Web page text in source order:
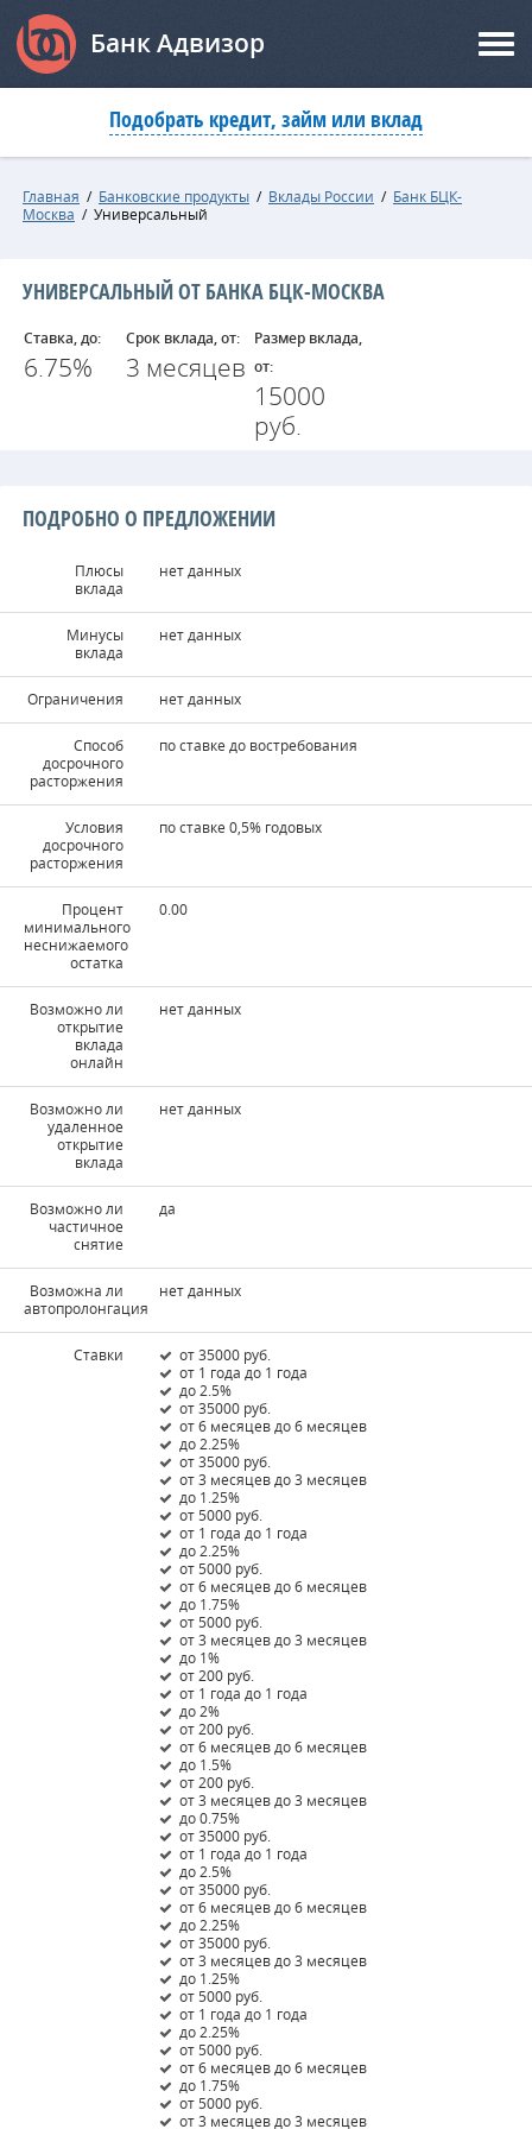
Банк Адвизор
Подобрать кредит, займ или вклад
Главная / Банковские продукты / Вклады России / Банк БЦК-
Москва / Универсальный
УНИВЕРСАЛЬНЫЙ ОТ БАНКА БЦК-МОСКВА
Ставка, до:
6.75%
Срок вклада, от:
3 месяцев
Размер вклада,
от:
15000
руб.
ПОДРОБНО О ПРЕДЛОЖЕНИИ
Плюсы
вклада
нет данных
Минусы
вклада
нет данных
Ограничения нет данных
Способ
досрочного
расторжения
по ставке до востребования
Условия
досрочного
расторжения
по ставке 0,5% годовых
Процент
минимального
неснижаемого
остатка
0.00
Возможно ли
открытие
вклада
онлайн
нет данных
Возможно ли
удаленное
открытие
вклада
нет данных
Возможно ли
частичное
снятие
да
Возможна ли
автопролонгация
нет данных
Ставки
от 35000 руб.
от 1 года до 1 года
до 2.5%
от 35000 руб.
от 6 месяцев до 6 месяцев
до 2.25%
от 35000 руб.
от 3 месяцев до 3 месяцев
до 1.25%
от 5000 руб.
от 1 года до 1 года
до 2.25%
от 5000 руб.
от 6 месяцев до 6 месяцев
до 1.75%
от 5000 руб.
от 3 месяцев до 3 месяцев
до 1%
от 200 руб.
от 1 года до 1 года
до 2%
от 200 руб.
от 6 месяцев до 6 месяцев
до 1.5%
от 200 руб.
от 3 месяцев до 3 месяцев
до 0.75%
от 35000 руб.
от 1 года до 1 года
до 2.5%
от 35000 руб.
от 6 месяцев до 6 месяцев
до 2.25%
от 35000 руб.
от 3 месяцев до 3 месяцев
до 1.25%
от 5000 руб.
от 1 года до 1 года
до 2.25%
от 5000 руб.
от 6 месяцев до 6 месяцев
до 1.75%
от 5000 руб.
от 3 месяцев до 3 месяцев